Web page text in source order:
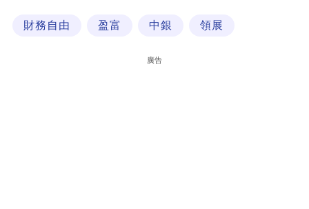
財務自由 盈富 中銀 領展
廣告